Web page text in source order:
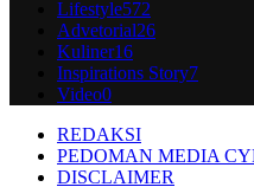
Lifestyle572
Advetorial26
Kuliner16
Inspirations Story7
Video0
REDAKSI
PEDOMAN MEDIA
DISCLAIMER